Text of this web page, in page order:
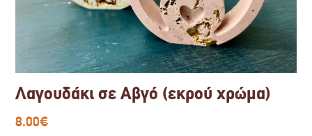
Λαγουδάκι σε Αβγό (εκρού χρώμα)
8.00€